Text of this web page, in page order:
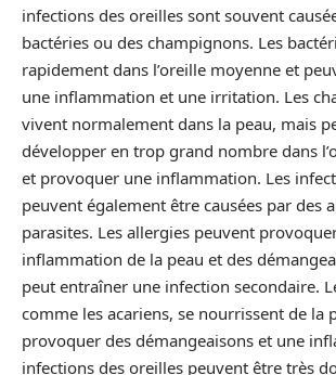
infections des oreilles sont souvent
bactéries ou des champignons. Les
rapidement dans l’oreille moyenne et
une inflammation et une irritation. Les
vivent normalement dans la peau, mais
développer en trop grand nombre dans
et provoquer une inflammation. Les
peuvent également être causées par des
parasites. Les allergies peuvent
inflammation de la peau et des
peut entraîner une infection secondaire.
comme les acariens, se nourrissent de la
provoquer des démangeaisons et une
infections des oreilles peuvent être très